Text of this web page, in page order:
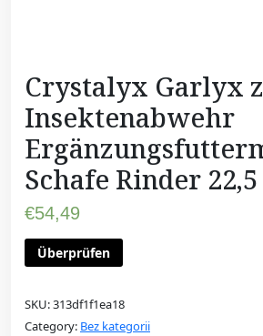
Crystalyx Garlyx
Insektenabwehr
Schafe Rinder
€54,49
Überprüfen
SKU:313df1f1ea18
Category: Bez kategorii